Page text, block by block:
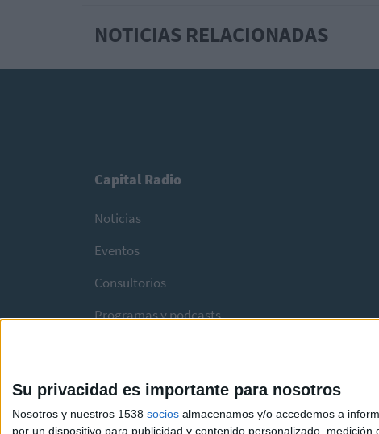
Su privacidad es importante para nosotros
Nosotros y nuestros 1538 socios almacenamos y/o accedemos a
por un dispositivo para publicidad y contenido personalizado,
NOTICIAS RELACIONADAS
Capital Radio
Noticias
Eventos
Consultorios
Programas y podcasts